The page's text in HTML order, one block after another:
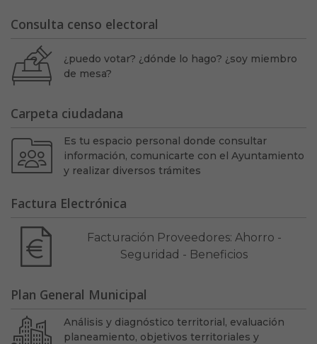
Consulta censo electoral
¿puedo votar? ¿dónde lo hago? ¿soy miembro
de mesa?
Carpeta ciudadana
Es tu espacio personal donde consultar
información, comunicarte con el Ayuntamiento
y realizar diversos trámites
Factura Electrónica
Facturación Proveedores: Ahorro -
Seguridad - Beneficios
Plan General Municipal
Análisis y diagnóstico territorial, evaluación
planeamiento, objetivos territoriales y